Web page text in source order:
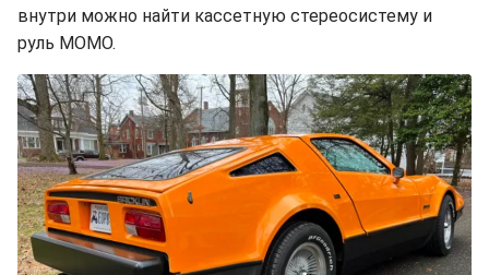
внутри можно найти кассетную стереосистему и
руль MOMO.